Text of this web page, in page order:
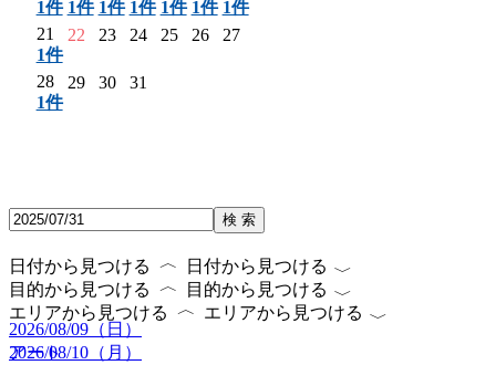
1件 1件 1件 1件 1件 1件 1件
21
1件
22 23 24 25 26 27
28
1件
29 30 31
検 索
日付から見つける 〈 日付から見つける 〈
2026/08/09（日）
2026/08/10（月）
目的から見つける 〈 目的から見つける 〈
アート
エリアから見つける 〈 エリアから見つける 〈